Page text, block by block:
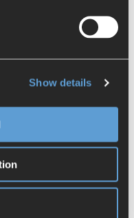
Show details